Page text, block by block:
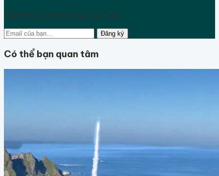
Kiến thức mới nhất gửi đến bạn.
Đăng ký
Có thể bạn quan tâm